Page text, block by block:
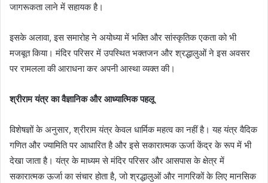
जागरूकता लाने में सहायक है।
इसके अलावा, इस समारोह ने अयोध्या में भक्ति और सांस्कृतिक एकता को भी
मजबूत किया। मंदिर परिसर में उपस्थित भक्तजन और श्रद्धालुओं ने इस अवसर
पर रामलला की आराधना कर अपनी आस्था व्यक्त की।
श्रीराम यंत्र का वैज्ञानिक और आध्यात्मिक पहलू
विशेषज्ञों के अनुसार, श्रीराम यंत्र केवल धार्मिक महत्व का नहीं है। यह यंत्र वैदिक
गणित और ज्यामिति पर आधारित है और इसे सकारात्मक ऊर्जा केंद्र के रूप में भी
देखा जाता है। यंत्र के माध्यम से मंदिर परिसर और आसपास के क्षेत्र में
सकारात्मक ऊर्जा का संचार होता है, जो श्रद्धालुओं और नागरिकों के लिए मानसिक